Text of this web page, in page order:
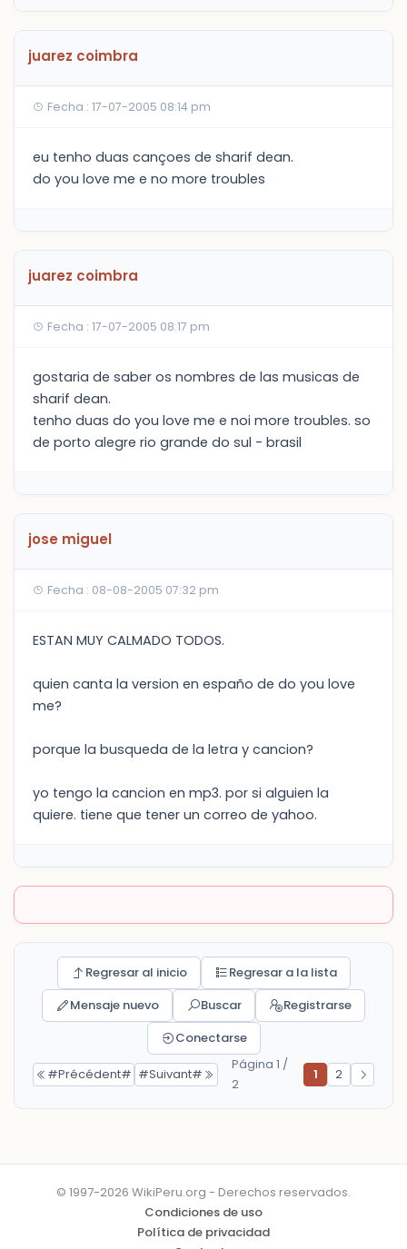
juarez coimbra
Fecha : 17-07-2005 08:14 pm
eu tenho duas cançoes de sharif dean.
do you love me e no more troubles
juarez coimbra
Fecha : 17-07-2005 08:17 pm
gostaria de saber os nombres de las musicas de
sharif dean.
tenho duas do you love me e noi more troubles. so
de porto alegre rio grande do sul - brasil
jose miguel
Fecha : 08-08-2005 07:32 pm
ESTAN MUY CALMADO TODOS.
quien canta la version en españo de do you love
me?
porque la busqueda de la letra y cancion?
yo tengo la cancion en mp3. por si alguien la
quiere. tiene que tener un correo de yahoo.
Regresar al inicio
Regresar a la lista
Mensaje nuevo
Buscar
Registrarse
Conectarse
#Précédent# #Suivant#
Página 1 /
2
1 2
© 1997-2026 WikiPeru.org - Derechos reservados.
Condiciones de uso
Política de privacidad